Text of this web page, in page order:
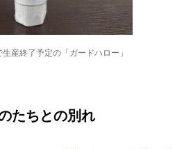
産終了予定の「ガードハロー」
たちとの別れ